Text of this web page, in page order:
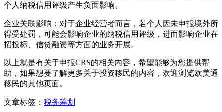
个人纳税信用评级产生负面影响。
企业关联影响：对于企业经营者而言，若个人因未申报境外所
得受处罚，可能会影响企业的纳税信用评级，进而影响企业在
招投标、信贷融资等方面的业务开展。
以上就是有关于申报CRS的相关内容，希望能够为您提供帮
助，如果想要了解更多关于投资移民的内容，欢迎浏览欧美通
移民的其他页面。
文章标签： 税务筹划